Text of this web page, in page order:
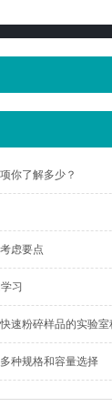
你了解多少？
虑要点
习
速粉碎样品的实验室
种规格和容量选择